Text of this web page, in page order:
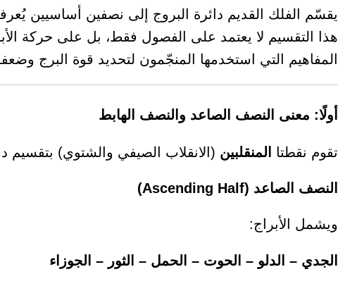
يقسّم الفلك القديم دائرة البروج إلى نصفين أساسيين
هذا التقسيم لا يعتمد على الفصول فقط، بل على حركة
المفاهيم التي استخدمها المنجّمون لتحديد قوة البرج
أولًا: معنى النصف الصاعد والنصف الهابط
تقوم نقطتا المنقلبين (الانقلاب الصيفي والشتوي) بتقسيم
النصف الصاعد (Ascending Half)
ويشمل الأبراج:
الجدي – الدلو – الحوت – الحمل – الثور – الجوزاء